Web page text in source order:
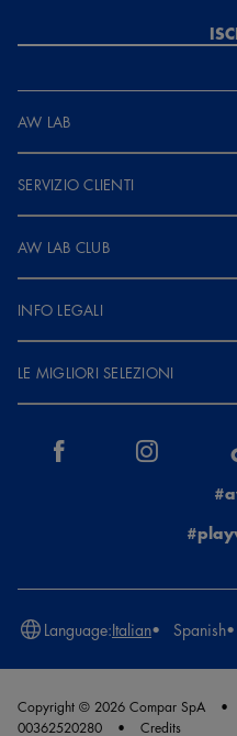
AW LAB
SERVIZIO CLIENTI
AW LAB CLUB
INFO LEGALI
LE MIGLIORI SELEZIONI
Language:Italian Spanish
Copyright © 2026 Compar SpA
00362520280
Credits